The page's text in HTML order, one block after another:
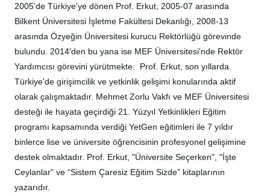
2005'de Türkiye'ye dönen Prof. Erkut, 2005-07 arasında
Bilkent Üniversitesi İşletme Fakültesi Dekanlığı, 2008-13
arasında Özyeğin Üniversitesi kurucu Rektörlüğü görevinde
bulundu. 2014′den bu yana ise MEF Üniversitesi'nde Rektör
Yardımcısı görevini yürütmekte. Prof. Erkut, son yıllarda
Türkiye'de girişimcilik ve yetkinlik gelişimi konularında aktif
olarak çalışmaktadır. Mehmet Zorlu Vakfı ve MEF Üniversitesi
desteği ile hayata geçirdiği 21. Yüzyıl Yetkinlikleri Eğitim
programı kapsamında verdiği YetGen eğitimleri ile 7 yıldır
binlerce lise ve üniversite öğrencisinin profesyonel gelişimine
destek olmaktadır. Prof. Erkut, "Üniversite Seçerken", "İşte
Ceylanlar" ve “Sistem Çaresiz Eğitim Sizde” kitaplarının
yazarıdır.